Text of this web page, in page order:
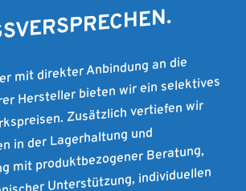
mit direkter Anbindung an die
Hersteller bieten wir ein selektives
Zusätzlich vertiefen wir
in der Lagerhaltung und
mit produktbezogener Beratung,